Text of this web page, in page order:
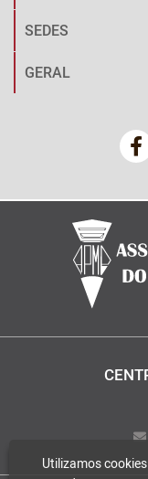
SEDES
GERAL
Utilizamos